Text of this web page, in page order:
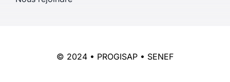
© 2024 • PROGISAP • SENEF